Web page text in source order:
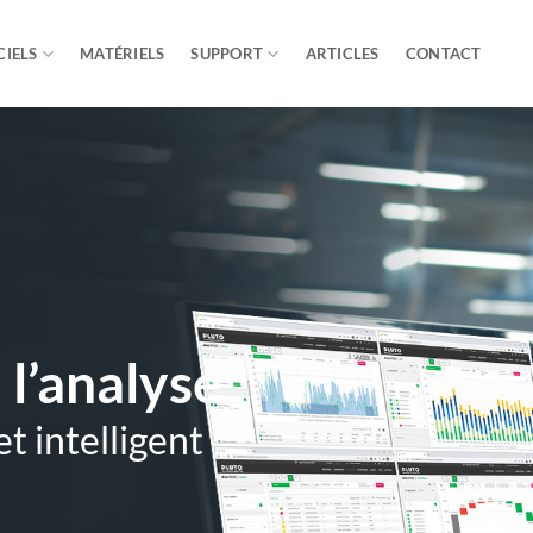
MATÉRIELS SUPPORT ARTICLES CONTACT